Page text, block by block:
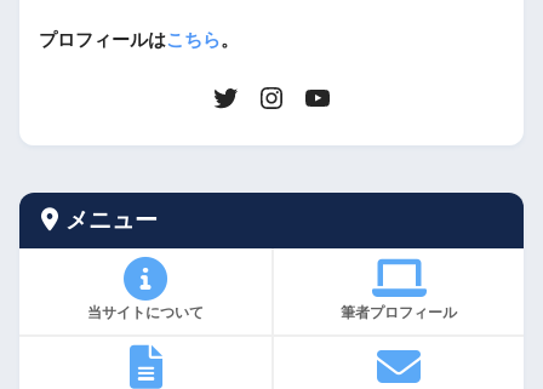
プロフィールはこちら。
メニュー
当サイトについて 筆者プロフィール